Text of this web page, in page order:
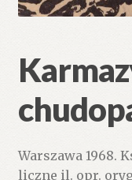
Warszawa 1968.
liczne il. opr.